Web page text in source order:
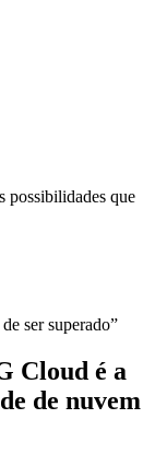
possibilidades que
ser superado”
Cloud é a
de nuvem